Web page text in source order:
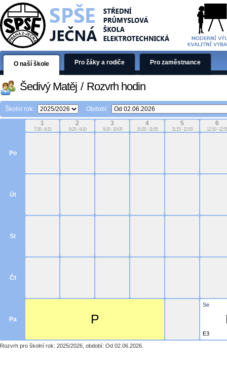
O naší škole Pro žáky a rodiče Pro zaměstnance
Šedivý Matěj / Rozvrh hodin
Školní rok:
Období:
1
7:30 - 8:15
2
8:25 - 9:10
3
9:20 - 10:05
4
10:20 - 11:05
5
11:15 - 12:00
6
12:10 -
Po
Út
St
Čt
Pa P
Se
E3
Rozvrh pro školní rok: 2025/2026, období: Od 02.06.2026.